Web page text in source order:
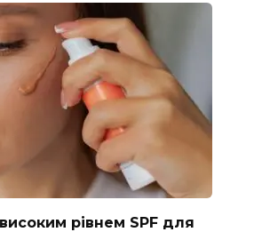
рівнем SPF для